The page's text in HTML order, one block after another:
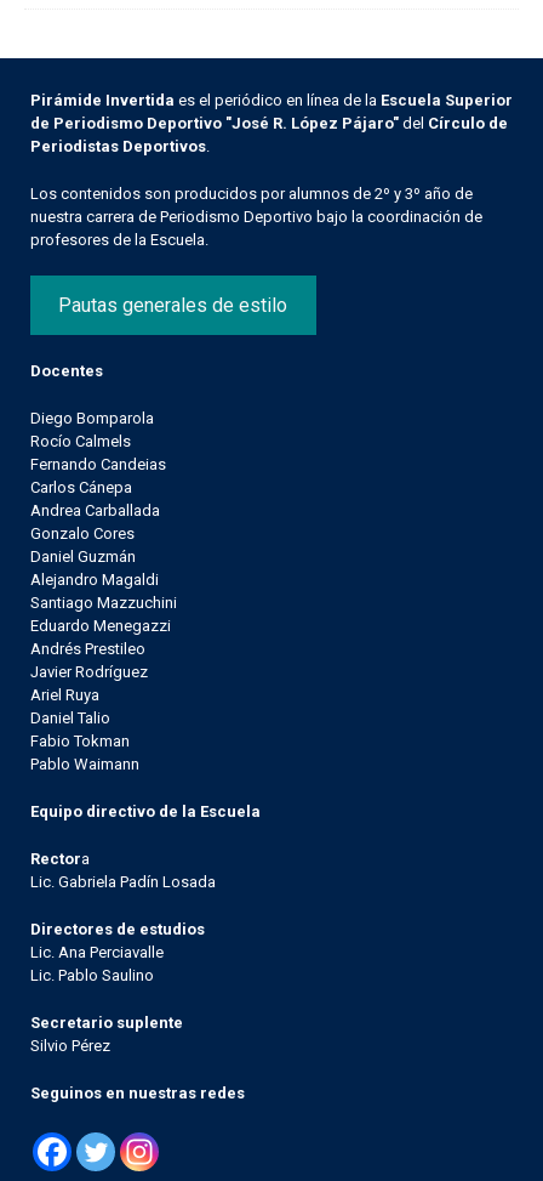
Pirámide Invertida es el periódico en línea de la Escuela Superior
de Periodismo Deportivo "José R. López Pájaro" del Círculo de
Periodistas Deportivos
Los contenidos son producidos por alumnos de 2º y 3º año de
nuestra carrera de Periodismo Deportivo bajo la coordinación de
profesores de la Escuela.
Pautas generales de estilo
Docentes
Diego Bomparola
Rocío Calmels
Fernando Candeias
Carlos Cánepa
Andrea Carballada
Gonzalo Cores
Daniel Guzmán
Alejandro Magaldi
Santiago Mazzuchini
Eduardo Menegazzi
Andrés Prestileo
Javier Rodríguez
Ariel Ruya
Daniel Talio
Fabio Tokman
Pablo Waimann
Equipo directivo de la Escuela
Rectora
Lic. Gabriela Padín Losada
Directores de estudios
Lic. Ana Perciavalle
Lic. Pablo Saulino
Secretario suplente
Silvio Pérez
Seguinos en nuestras redes